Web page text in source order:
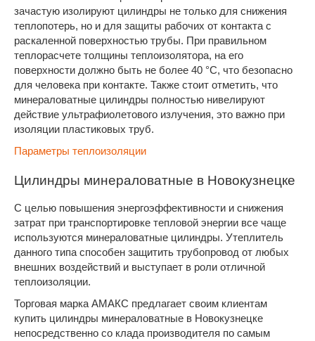
зачастую изолируют цилиндры не только для снижения
теплопотерь, но и для защиты рабочих от контакта с
раскаленной поверхностью трубы. При правильном
теплорасчете толщины теплоизолятора, на его
поверхности должно быть не более 40 °С, что безопасно
для человека при контакте. Также стоит отметить, что
минераловатные цилиндры полностью нивелируют
действие ультрафиолетового излучения, это важно при
изоляции пластиковых труб.
Параметры теплоизоляции
Цилиндры минераловатные в Новокузнецке
С целью повышения энергоэффективности и снижения
затрат при транспортировке тепловой энергии все чаще
используются минераловатные цилиндры. Утеплитель
данного типа способен защитить трубопровод от любых
внешних воздействий и выступает в роли отличной
теплоизоляции.
Торговая марка АМАКС предлагает своим клиентам
купить цилиндры минераловатные в Новокузнецке
непосредственно со клада производителя по самым